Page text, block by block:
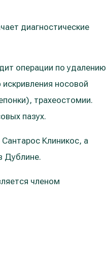
диагностические
операции по удалению
носовой
трахеостомии.
пазух.
Клиникос, а
Дублине.
членом